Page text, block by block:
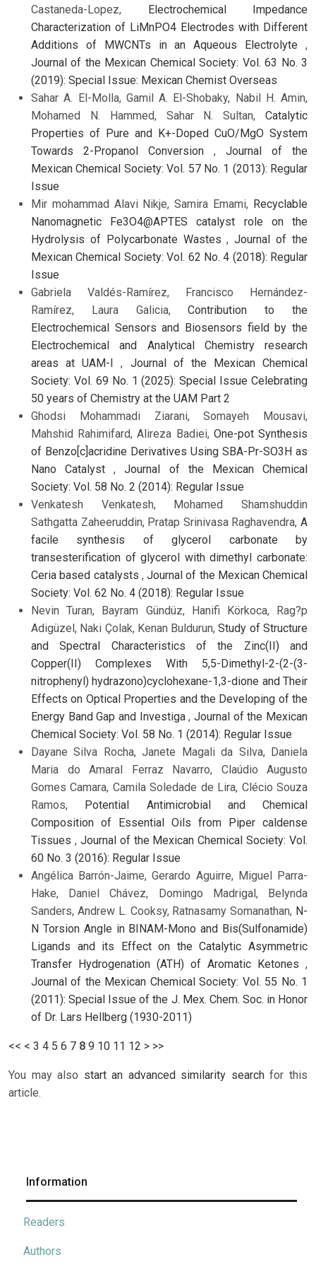
Castaneda-Lopez, Electrochemical Impedance
Characterization of LiMnPO4 Electrodes with Different
Additions of MWCNTs in an Aqueous Electrolyte ,
Journal of the Mexican Chemical Society: Vol. 63 No. 3
(2019): Special Issue: Mexican Chemist Overseas
Sahar A. El-Molla, Gamil A. El-Shobaky, Nabil H. Amin,
Mohamed N. Hammed, Sahar N. Sultan, Catalytic
Properties of Pure and K+-Doped CuO/MgO System
Towards 2-Propanol Conversion , Journal of the
Mexican Chemical Society: Vol. 57 No. 1 (2013): Regular
Issue
Mir mohammad Alavi Nikje, Samira Emami, Recyclable
Nanomagnetic Fe3O4@APTES catalyst role on the
Hydrolysis of Polycarbonate Wastes,Journal of the
Mexican Chemical Society: Vol. 62 No. 4 (2018): Regular
Issue
Gabriela Valdés-Ramírez, Francisco Hernández-
Ramírez, Laura Galicia,Contribution to the
Electrochemical Sensors and Biosensors field by the
Electrochemical and Analytical Chemistry research
areas at UAM-I, Journal of the Mexican Chemical
Society: Vol. 69 No. 1 (2025): Special Issue Celebrating
50 years of Chemistry at the UAM Part 2
Ghodsi Mohammadi Ziarani, Somayeh Mousavi,
Mahshid Rahimifard, Alireza Badiei, One-pot Synthesis
of Benzo[c]acridine Derivatives Using SBA-Pr-SO3H as
Nano Catalyst,Journal of the Mexican Chemical
Society: Vol. 58 No. 2 (2014): Regular Issue
Venkatesh Venkatesh, Mohamed Shamshuddin
Sathgatta Zaheeruddin, Pratap Srinivasa Raghavendra, A
facile synthesis of glycerol carbonate by
transesterification of glycerol with dimethyl carbonate:
Ceria based catalysts , Journal of the Mexican Chemical
Society: Vol. 62 No. 4 (2018): Regular Issue
Nevin Turan, Bayram Gündüz, Hanifi Körkoca, Rag?p
Adigüzel, Naki Çolak, Kenan Buldurun,Study of Structure
and Spectral Characteristics of the Zinc(II) and
Copper(II) Complexes With 5,5-Dimethyl-2-(2-(3-
nitrophenyl) hydrazono)cyclohexane-1,3-dione and Their
Effects on Optical Properties and the Developing of the
Energy Band Gap and Investiga,Journal of the Mexican
Chemical Society: Vol. 58 No. 1 (2014): Regular Issue
Dayane Silva Rocha, Janete Magali da Silva, Daniela
Maria do Amaral Ferraz Navarro, Claúdio Augusto
Gomes Camara, Camila Soledade de Lira, Clécio Souza
Ramos, Potential Antimicrobial and Chemical
Composition of Essential Oils from Piper caldense
Tissues , Journal of the Mexican Chemical Society: Vol.
60 No. 3 (2016): Regular Issue
Angélica Barrón-Jaime, Gerardo Aguirre, Miguel Parra-
Hake, Daniel Chávez, Domingo Madrigal, Belynda
Sanders, Andrew L. Cooksy, Ratnasamy Somanathan, N-
N Torsion Angle in BINAM-Mono and Bis(Sulfonamide)
Ligands and its Effect on the Catalytic Asymmetric
Transfer Hydrogenation (ATH) of Aromatic Ketones ,
Journal of the Mexican Chemical Society: Vol. 55 No. 1
(2011): Special Issue of the J. Mex. Chem. Soc. in Honor
of Dr. Lars Hellberg (1930-2011)
<< < 3 4 5 6 7 8 9 10 11 12 > >>
You may also start an advanced similarity searchfor this
article.
Information
Readers
Authors